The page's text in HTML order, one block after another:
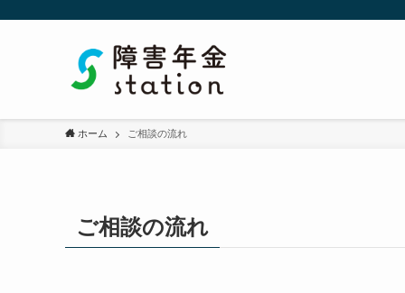
ホーム ご相談の流れ
ご相談の流れ